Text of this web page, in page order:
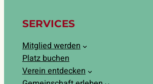
SERVICES
Mitglied werden
Platz buchen
Verein entdecken